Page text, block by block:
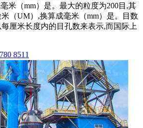
米（mm）是。最大的粒度为200目,其
（UM）,换算成毫米（mm）是。目数
厘米长度内的目孔数来表示,而国际上
8511